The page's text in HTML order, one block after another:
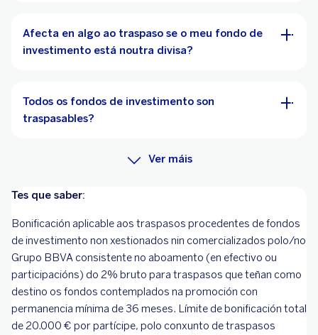
Afecta en algo ao traspaso se o meu fondo de
investimento está noutra divisa?
Todos os fondos de investimento son
traspasables?
Ver máis
Tes que saber:
Bonificación aplicable aos traspasos procedentes de fondos
de investimento non xestionados nin comercializados polo/no
Grupo BBVA consistente no aboamento (en efectivo ou
participacións) do 2% bruto para traspasos que teñan como
destino os fondos contemplados na promoción con
permanencia mínima de 36 meses. Límite de bonificación total
de 20.000 € por partícipe, polo conxunto de traspasos